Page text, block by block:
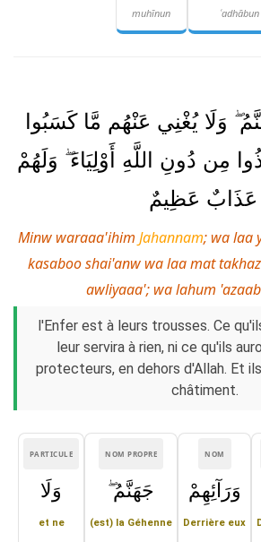
ʿadhābun
muhīnun
وَلَا يُغْنِي عَنْهُم مَّا كَسَبُوا
مِن دُونِ اللَّهِ أَوْلِيَاءَ ۖ وَلَهُمْ
عَذَابٌ عَظِيمٌ
Minw waraaa'ihim Jahannam; wa laa
kasaboo shai'anw wa laa mat
awliyaaa'; wa lahum
l'Enfer est à leurs trousses. Ce
leur servira à rien, ni ce qu'ils
protecteurs, en dehors d'Allah. Et
châtiment.
NOM
وَرَآئِهِمْ
Derrière eux
NOM PROPRE
جَهَنَّمُ ۖ
(est) la Géhenne
PARTICULE
وَلَا
et ne